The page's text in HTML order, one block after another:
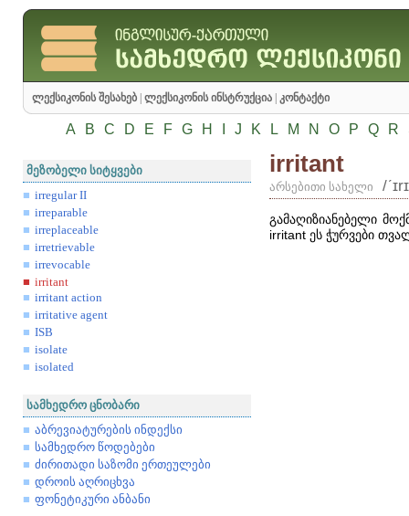
ლექსიკონის შესახებ ლექსიკონის ინსტრუქცია კონტაქტი
A B C D E F G H J K L M N O P Q R
მეზობელი სიტყვები
irregular II
irreparable
irreplaceable
irretrievable
irrevocable
irritant
irritant action
irritative agent
ISB
isolate
isolated
სამხედრო ცნობარი
აბრევიატურების ინდექსი
სამხედრო წოდებები
ძირითადი საზომი ერთეულები
დროის აღრიცხვა
ფონეტიკური ანბანი
irritant
არსებითი სახელი /
გამაღიზიანებელი
irritant ეს ჭურვები